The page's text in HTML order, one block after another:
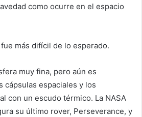
como ocurre en el espacio
más difícil de lo esperado.
muy fina, pero aún es
cápsulas espaciales y los
con un escudo térmico. La NASA
su último rover, Perseverance, y